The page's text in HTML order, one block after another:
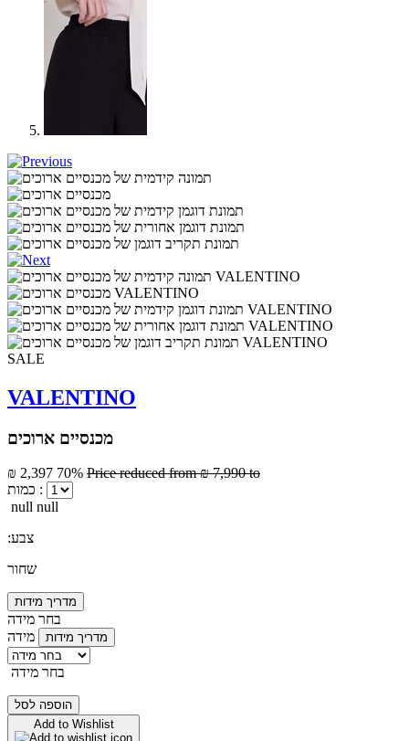
SALE
VALENTINO
מכנסיים ארוכים
₪ 2,397 70% Price reduced from₪ 7,990 to
כמות :
null null
:צבע
שחור
מדריך מידות
בחר מידה
מידה
מדריך מידות
בחר מידה
הוספה לסל
Add to Wishlist